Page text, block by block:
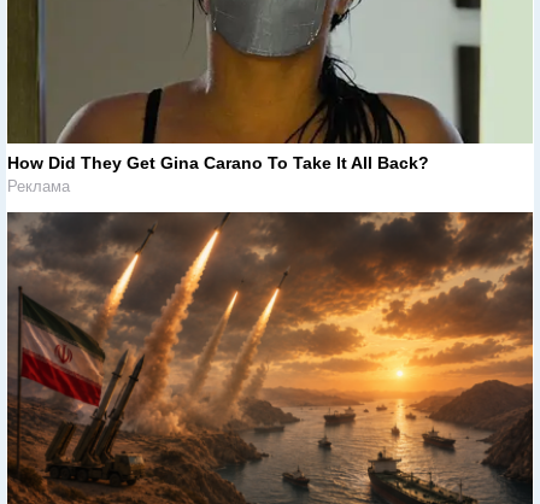
How Did They Get Gina Carano To Take It All Back?
Реклама